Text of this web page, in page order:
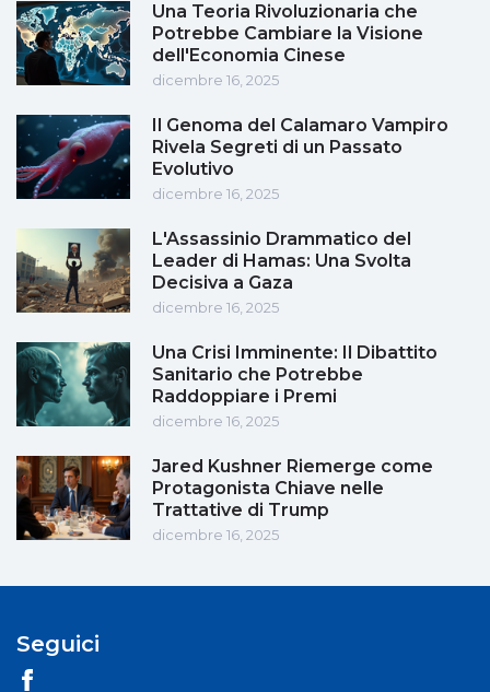
Una Teoria Rivoluzionaria che
Potrebbe Cambiare la Visione
dell'Economia Cinese
dicembre 16, 2025
Il Genoma del Calamaro Vampiro
Rivela Segreti di un Passato
Evolutivo
dicembre 16, 2025
L'Assassinio Drammatico del
Leader di Hamas: Una Svolta
Decisiva a Gaza
dicembre 16, 2025
Una Crisi Imminente: Il Dibattito
Sanitario che Potrebbe
Raddoppiare i Premi
dicembre 16, 2025
Jared Kushner Riemerge come
Protagonista Chiave nelle
Trattative di Trump
dicembre 16, 2025
Seguici